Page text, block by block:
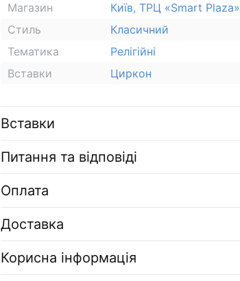
Магазин
Київ, ТРЦ «Smart Plaza»
Стиль
Класичний
Тематика
Релігійні
Вставки
Циркон
Вставки
Питання та відповіді
Оплата
Доставка
Корисна інформація